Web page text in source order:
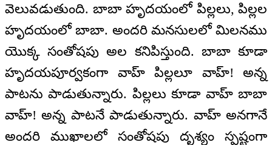
వెలువడుతుంది. బాబా హృదయంలో పిల్లలు, పిల్లల
హృదయంలో బాబా. అందరి మనసులలో మిలనము
యొక్క సంతోషపు అల కనిపిస్తుంది. బాబా కూడా
హృదయపూర్వకంగా వాహ్ పిల్లలూ వాహ్! అన్న
పాటను పాడుతున్నారు. పిల్లలు కూడా వాహ్ బాబా
వాహ్! అన్న పాటనే పాడుతున్నారు. వాహ్ అనగానే
అందరి ముఖాలలో సంతోషపు దృశ్యం స్పష్టంగా